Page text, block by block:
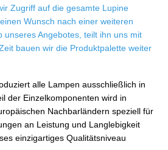
Zugriff auf die gesamte Lupine
Wunsch nach einer weiteren
unseres Angebotes, teilt ihn uns mit
bauen wir die Produktpalette weiter
alle Lampen ausschließlich in
der Einzelkomponenten wird in
Nachbarländern speziell für
an Leistung und Langlebigkeit
einzigartiges Qualitätsniveau